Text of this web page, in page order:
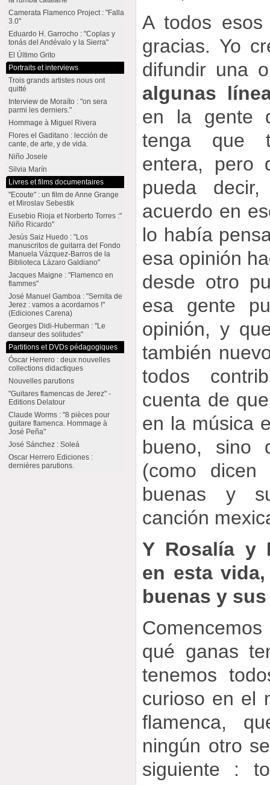
A todos
gracias. Yo
difundir una
algunas
en la gente
tenga que
entera, pero
pueda
acuerdo en
lo había
esa opinión
desde otro
esa gente
opinión, y
también
todos
cuenta de
en la música
bueno, sino
(como dicen
buenas y
canción
Y Rosalía y
en esta
buenas y
qué ganas
tenemos
curioso en el
flamenca,
ningún otro
siguiente :
Camerata Flamenco Project : "Falla
3.0"
Eduardo H. Garrocho : "Coplas y
tonás del Andévalo y la Sierra"
El Último Grito
Portraits et interviews
Trois grands artistes nous ont
quitté
Interview de Moraíto : "on sera
parmi les derniers."
Hommage à Miguel Rivera
Flores el Gaditano : lección de
cante, de arte, y de vida.
Niño Josele
Silvia Marín
Livres et films documentaires
"Ecoute" : un film de Anne Grange
et Miroslav Sebestik
Eusebio Rioja et Norberto Torres :"
Niño Ricardo"
Jesús Saiz Huedo : "Los
manuscritos de guitarra del Fondo
Manuela Vázquez-Barros de la
Biblioteca Lázaro Galdiano"
Jacques Maigne : "Flamenco en
flammes"
José Manuel Gamboa : "Sernita de
Jerez : vamos a acordarnos !"
(Ediciones Carena)
Georges Didi-Huberman : "Le
danseur des solitudes"
Partitions et DVDs pédagogiques
Óscar Herrero : deux nouvelles
collections didactiques
Nouvelles parutions
"Guitares flamencas de Jerez" -
Editions Delatour
Claude Worms : "8 pièces pour
guitare flamenca. Hommage à
José Peña"
José Sánchez : Soleá
Oscar Herrero Ediciones :
dernières parutions.